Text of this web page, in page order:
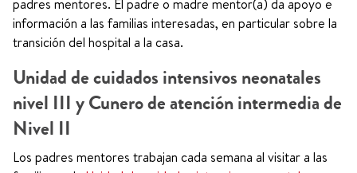
padres mentores. El padre o madre mentor(a) da apoyo e
información a las familias interesadas, en particular sobre la
transición del hospital a la casa.
Unidad de cuidados intensivos neonatales
nivel III y Cunero de atención intermedia de
Nivel II
Los padres mentores trabajan cada semana al visitar a las